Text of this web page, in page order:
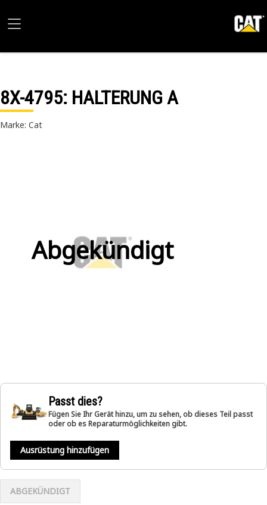
8X-4795: HALTERUNG A
Marke: Cat
Abgekündigt
Passt dies?
Fügen Sie Ihr Gerät hinzu, um zu sehen, ob dieses Teil passt
oder ob es Reparaturmöglichkeiten gibt.
Ausrüstung hinzufügen
ABGEKÜNDIGT